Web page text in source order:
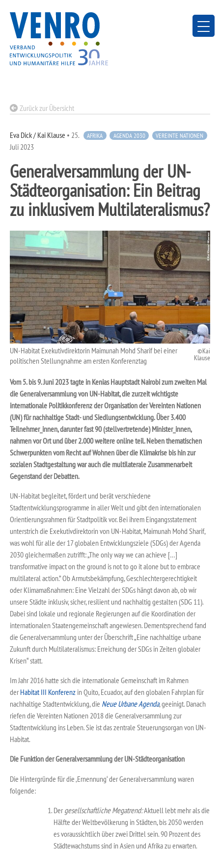
content
Zurück zur Übersicht
AFRIKA AGENDA 2030 VEREINTE NATIONEN
Eva Dick / Kai Klause • 25.
Juli 2023
Generalversammlung der UN-
Städteorganisation: Ein Beitrag
zu inklusivem Multilateralismus?
UN-Habitat Exekutivdirektorin Maimunah Mohd Sharif bei einer
politischen Stellungnahme am ersten Konferenztag
Kai
Klause
Vom 5. bis 9. Juni 2023 tagte in Kenias Hauptstadt Nairobi zumzweiten Mal
dieGeneralversammlungvon UN-Habitat, die zurzeit wichtigste
internationale Politikkonferenz der Organisation der Vereinten Nationen
(UN) für nachhaltige Stadt- und Siedlungsentwicklung. Über 3.400
Teilnehmer_innen, darunter fast 90 (stellvertretende) Minister_innen,
nahmen vor Ort und über 2.000 weitere online teil. Neben thematischen
Schwerpunkten vom Recht auf Wohnen über die Klimakrise bis hin zur
sozialen Stadtgestaltung war auch die multilaterale Zusammenarbeit
Gegenstand der Debatten.
UN-Habitat begleitet, fördert und berät verschiedene
Stadtentwicklungsprogramme in aller Welt und gibt den internationalen
Orientierungsrahmen für Stadtpolitik vor. Bei ihrem Eingangsstatement
unterstrich die Exekutivdirektorin von UN-Habitat, Maimunah Mohd Sharif,
was wohl für alle der 17 globalen Entwicklungsziele (SDGs) der Agenda
2030 gleichermaßen zutrifft: „The only way we can achieve […]
transformative impact on the ground is not to go it alone but to embrace
multilateral action.” Ob Armutsbekämpfung, Geschlechtergerechtigkeit
oder Klimamaßnahmen: Eine Vielzahl der SDGs hängt davon ab, ob wir
unsere Städte inklusiv, sicher, resilient und nachhaltig gestalten (SDG 11).
Dabei sind lokale und regionale Regierungen auf die Koordination der
internationalen Staatengemeinschaft angewiesen. Dementsprechend fand
die Generalversammlung unter der Überschrift „Eine nachhaltige urbane
Zukunft durch Multilateralismus: Erreichung der SDGs in Zeiten globaler
Krisen“ statt.
Im Jahr 2016 hatte sich die internationale Gemeinschaft im Rahmen
derHabitatIII Konferenz in Quito, Ecuador, auf den globalen Fahrplan für
nachhaltige Stadtentwicklung, die Neue Urbane Agenda, geeinigt. Danach
riefen die Vereinten Nationen 2018 die Generalversammlung zur
Stadtentwicklung ins Leben. Sie ist das zentrale Steuerungsorgan von UN-
Habitat.
Die Funktion der Generalversammlung der UN-Städteorganisation
Die Hintergründe für die ‚Ernennung‘ der Generalversammlung waren
folgende:
Dergesellschaftliche Megatrend:Aktuell lebt mehr als die
Hälfte der Weltbevölkerung in Städten, bis 2050 werden
es voraussichtlich über zwei Drittel sein. 90 Prozent des
Städtewachstums sind in Asien und Afrika zu erwarten.